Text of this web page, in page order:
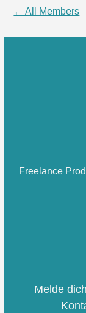
← All Members
Freelance
Melde